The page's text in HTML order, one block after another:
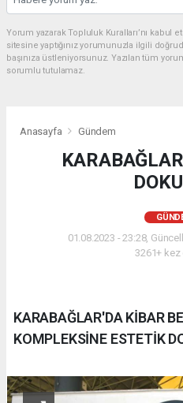
Yorum yazarak Topluluk Kuralları’nı
sitesine yaptığınız yorumunuzla ilgili
başınıza üstleniyorsunuz. Yazılan tüm
sorumlu tutulamaz.
Anasayfa Gündem
01.08.2023 - 23:28,
3261+ kez
KARABAĞLAR'DA KİBAR
KOMPLEKSİNE ESTETİK